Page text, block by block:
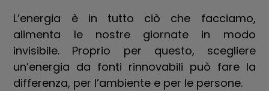
L’energia è in tutto ciò che facciamo,
alimenta le nostre giornate in modo
invisibile. Proprio per questo, scegliere
un’energia da fonti rinnovabili può fare la
differenza, per l’ambiente e per le persone.